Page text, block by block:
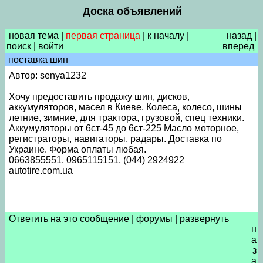
Доска объявлений
новая тема первая страница к началу
поиск
войти
назад
вперед
поставка шин
Автор: senya1232
Хочу предоставить продажу шин, дисков,
аккумуляторов, масел в Киеве. Колеса, колесо, шины
летние, зимние, для трактора, грузовой, спец техники.
Аккумуляторы от 6ст-45 до 6ст-225 Масло моторное,
регистраторы, навигаторы, радары. Доставка по
Украине. Форма оплаты любая.
0663855551, 0965115151, (044) 2924922
autotire.com.ua
Ответить на это сообщение форумы
развернуть
н
а
з
а